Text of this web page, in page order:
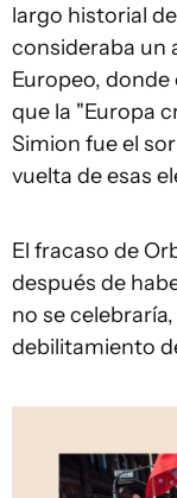
largo historial
consideraba un
Europeo,
que la "Europa
Simion fue el
vuelta de esas
El fracaso de
después de
no se
debilitamiento